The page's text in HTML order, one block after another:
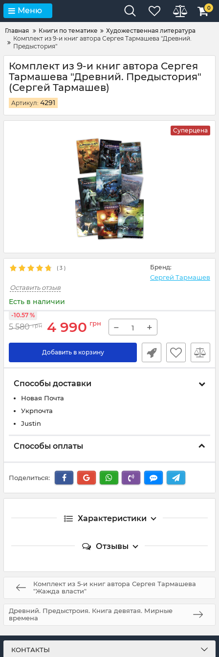
Меню 0
Главная Книги по тематике
Художественная литература
Комплект из 9-и книг автора Сергея Тармашева "Древний.
Предыстория"
Комплект из 9-и книг автора Сергея
Тармашева "Древний. Предыстория"
(Сергей Тармашев)
Артикул: 4291
Суперцена
( 3 ) Бренд:
Сергей Тармашев
Оставить отзыв
Есть в наличии
5 580 грн 4 990 грн
-10.57 %
− +
Добавить в корзину
Способы доставки
Новая Почта
Укрпочта
Justin
Способы оплаты
Поделиться:
Характеристики
Отзывы
Комплект из 5-и книг автора Сергея Тармашева
"Жажда власти"
Древний. Предыстроия. Книга девятая. Мирные
времена
КОНТАКТЫ